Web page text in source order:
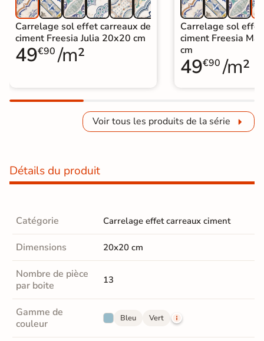
Carrelage sol effet carreaux de
ciment Freesia Julia 20x20 cm
49€90 /m²
Carrelage sol
ciment Freesia
cm
49€90 /m²
Voir tous les produits de la série
Détails du produit
Catégorie Carrelage effet carreaux ciment
Dimensions 20x20 cm
Nombre de pièce
par boite
13
Gamme de
couleur
Bleu Vert